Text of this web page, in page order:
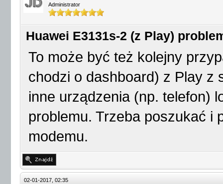
Administrator
Huawei E3131s-2 (z Play)
To może być też kolejny
chodzi o dashboard) z Play z
inne urządzenia (np. telefon)
problemu. Trzeba poszukać i
modemu.
02-01-2017, 02:35